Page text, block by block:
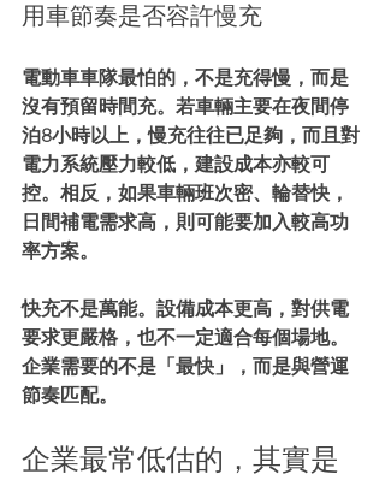
用車節奏是否容許慢充
電動車車隊最怕的，不是充得慢，而是
沒有預留時間充。若車輛主要在夜間停
泊8小時以上，慢充往往已足夠，而且對
電力系統壓力較低，建設成本亦較可
控。相反，如果車輛班次密、輪替快，
日間補電需求高，則可能要加入較高功
率方案。
快充不是萬能。設備成本更高，對供電
要求更嚴格，也不一定適合每個場地。
企業需要的不是「最快」，而是與營運
節奏匹配。
企業最常低估的，其實是